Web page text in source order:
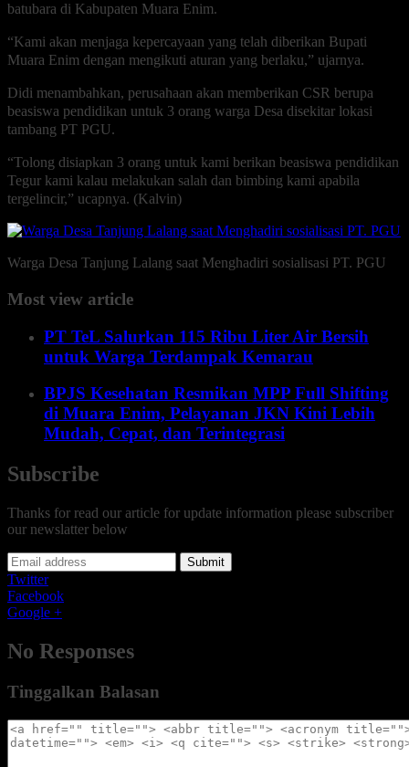
batubara di Kabupaten Muara Enim.
“Kami akan menjaga kepercayaan yang telah diberikan Bupati
Muara Enim dengan mengikuti aturan yang berlaku,” ujarnya.
Didi menambahkan, perusahaan akan memberikan CSR berupa
beasiswa pendidikan untuk 3 orang warga Desa disekitar lokasi
tambang PT PGU.
“Tolong disiapkan 3 orang untuk kami berikan beasiswa pendidikan
Tegur kami kalau melakukan salah dan bimbing kami apabila
tergelincir,” ucapnya. (Kalvin)
Warga Desa Tanjung Lalang saat Menghadiri sosialisasi PT. PGU
Most view article
PT TeL Salurkan 115 Ribu Liter Air Bersih
untuk Warga Terdampak Kemarau
BPJS Kesehatan Resmikan MPP Full Shifting
di Muara Enim, Pelayanan JKN Kini Lebih
Mudah, Cepat, dan Terintegrasi
Subscribe
Thanks for read our article for update information please subscriber
our newslatter below
Submit
Twitter
Facebook
Google +
No Responses
Tinggalkan Balasan